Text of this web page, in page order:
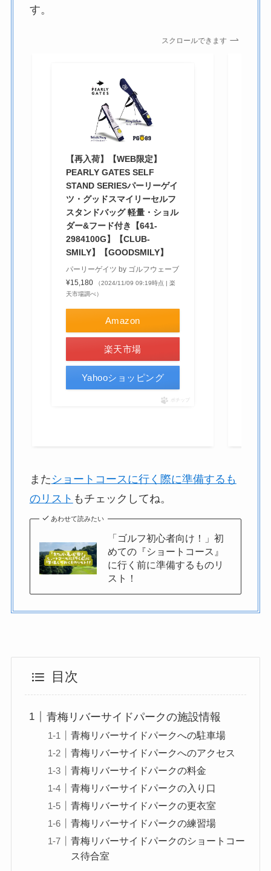
す。
スクロールできます
【再入荷】【WEB限定】
PEARLY GATES SELF
STAND SERIESパーリーゲイ
ツ・グッドスマイリーセルフ
スタンドバッグ 軽量・ショル
ダー&フード付き【641-
2984100G】【CLUB-
SMILY】【GOODSMILY】
パーリーゲイツ by ゴルフウェーブ
¥15,180
（2024/11/09 09:19時点 | 楽
天市場調べ）
Amazon
楽天市場
Yahooショッピング
ポチップ
また ショートコースに行く際に準備するも
のリスト もチェックしてね。
あわせて読みたい
「ゴルフ初心者向け！」初
めての『ショートコース』
に行く前に準備するものリ
スト！
目次
青梅リバーサイドパークの施設情報
青梅リバーサイドパークへの駐車場
青梅リバーサイドパークへのアクセス
青梅リバーサイドパークの料金
青梅リバーサイドパークの入り口
青梅リバーサイドパークの更衣室
青梅リバーサイドパークの練習場
青梅リバーサイドパークのショートコー
ス待合室